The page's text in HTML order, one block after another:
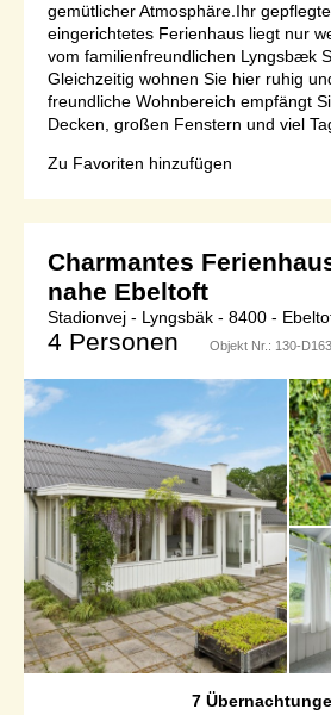
gemütlicher Atmosphäre.Ihr
eingerichtetes Ferienhaus liegt nur
vom familienfreundlichen Lyngsbæk
Gleichzeitig wohnen Sie hier ruhig
freundliche Wohnbereich empfängt
Decken, großen Fenstern und viel
Zu Favoriten hinzufügen
Charmantes
nahe Ebeltoft
Stadionvej - Lyngsbäk - 8400 -
4 Personen Objekt Nr.: 130-
7